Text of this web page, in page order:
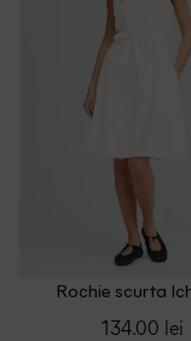
Rochie scurta
134.00 lei